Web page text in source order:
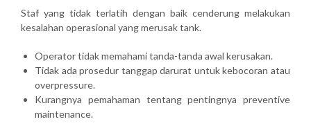
Staf yang tidak terlatih dengan baik cenderung melakukan
kesalahan operasional yang merusak tank.
Operator tidak memahami tanda-tanda awal kerusakan.
Tidak ada prosedur tanggap darurat untuk kebocoran atau
overpressure.
Kurangnya pemahaman tentang pentingnya preventive
maintenance.